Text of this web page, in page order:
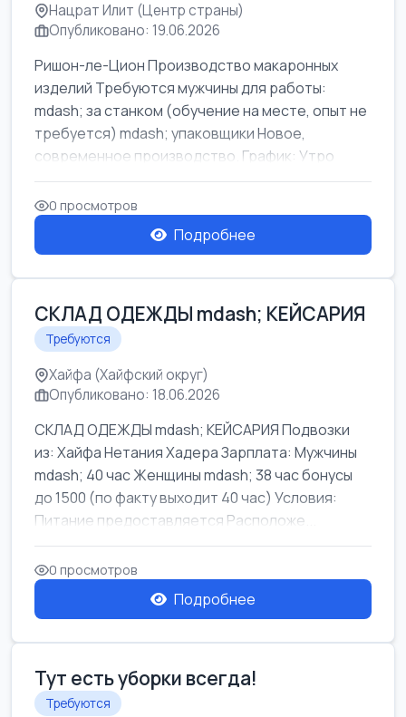
Нацрат Илит (Центр страны)
Опубликовано: 19.06.2026
Ришон-ле-Цион Производство макаронных
изделий Требуются мужчины для работы:
mdash; за станком (обучение на месте, опыт не
требуется) mdash; упаковщики Новое,
современное производство. График: Утро
mda...
0 просмотров
Подробнее
СКЛАД ОДЕЖДЫ mdash; КЕЙСАРИЯ
Требуются
Хайфа (Хайфский округ)
Опубликовано: 18.06.2026
СКЛАД ОДЕЖДЫ mdash; КЕЙСАРИЯ Подвозки
из: Хайфа Нетания Хадера Зарплата: Мужчины
mdash; 40 час Женщины mdash; 38 час бонусы
до 1500 (по факту выходит 40 час) Условия:
Питание предоставляется Расположе...
0 просмотров
Подробнее
Тут есть уборки всегда!
Требуются